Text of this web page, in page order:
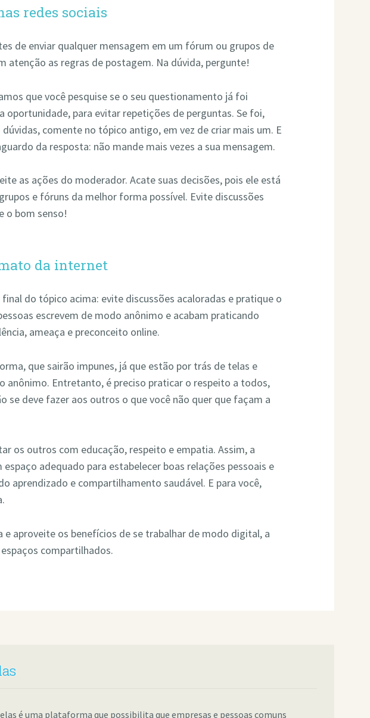
redes sociais
de enviar qualquer mensagem em um fórum ou grupos de
atenção as regras de postagem. Na dúvida, pergunte!
que você pesquise se o seu questionamento já foi
oportunidade, para evitar repetições de perguntas. Se foi,
comente no tópico antigo, em vez de criar mais um. E
da resposta: não mande mais vezes a sua mensagem.
as ações do moderador. Acate suas decisões, pois ele está
e fóruns da melhor forma possível. Evite discussões
o bom senso!
da internet
do tópico acima: evite discussões acaloradas e pratique o
escrevem de modo anônimo e acabam praticando
ameaça e preconceito online.
que sairão impunes, já que estão por trás de telas e
anônimo. Entretanto, é preciso praticar o respeito a todos,
se deve fazer aos outros o que você não quer que façam a
os outros com educação, respeito e empatia. Assim, a
adequado para estabelecer boas relações pessoais e
aprendizado e compartilhamento saudável. E para você,
e aproveite os benefícios de se trabalhar de modo digital, a
compartilhados.
é uma plataforma que possibilita que empresas e pessoas comuns